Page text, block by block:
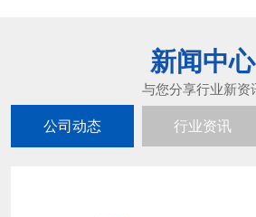
新闻中心
公司动态 行业资讯